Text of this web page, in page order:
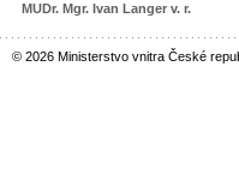
MUDr. Mgr. Ivan Langer v. r.
© 2026 Ministerstvo vnitra České